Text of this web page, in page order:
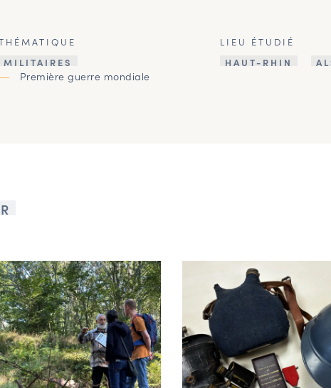
MILITAIRES
Première guerre mondiale
LIEU ÉTUDIÉ
HAUT-RHIN